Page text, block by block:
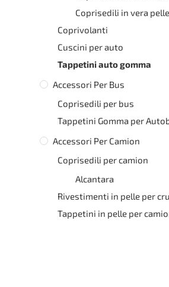
Coprisedili in vera pelle
Coprivolanti
Cuscini per auto
Tappetini auto gomma
Accessori Per Bus
Coprisedili per bus
Tappetini Gomma per
Accessori Per Camion
Coprisedili per camion
Alcantara
Rivestimenti in pelle per
Tappetini in pelle per